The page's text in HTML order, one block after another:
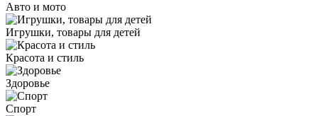
Авто и мото
Игрушки, товары для детей
Красота и стиль
Здоровье
Спорт